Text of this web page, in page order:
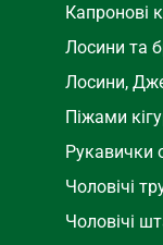
Капронові
Лосини та
Лосини,
Піжами
Рукавички
Чоловічі
Чоловічі